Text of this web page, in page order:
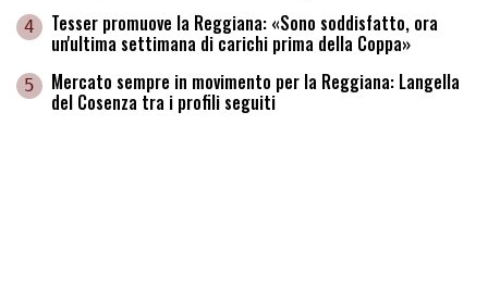
4 Tesser promuove la Reggiana: «Sono soddisfatto, ora
un'ultima settimana di carichi prima della Coppa»
5 Mercato sempre in movimento per la Reggiana: Langella
del Cosenza tra i profili seguiti